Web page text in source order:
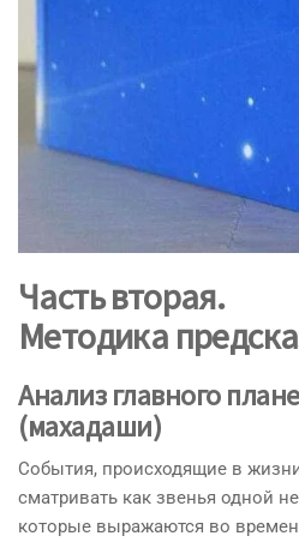
Часть вторая.
Методика
Анализ главного
(махадаши)
События, происходящие в
сматривать как звенья одной
которые выражаются во